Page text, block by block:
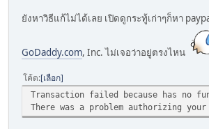
ยังหาวิธีแก้ไม่ได้เลย เปิดดูกระทู้เก่าๆก็หา
GoDaddy.com, Inc. ไม่เจอว่าอยู่ตรงไหน
โค้ด เลือก
Transaction failed because has no
There was a problem authorizing